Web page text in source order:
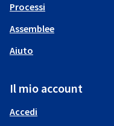
Processi
Assemblee
Aiuto
Il mio account
Accedi